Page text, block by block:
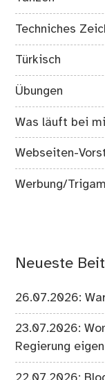
Techniches
Türkisch
Übungen
Was läuft bei
Webseiten-
Werbung/
Neueste
26.07.2026:
23.07.2026:
Regierung